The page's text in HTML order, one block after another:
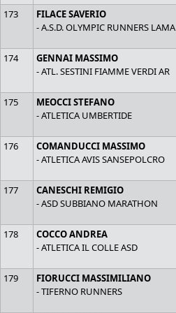
173
FILACE SAVERIO
- A.S.D. OLYMPIC RUNNERS LAMA
174
GENNAI MASSIMO
- ATL. SESTINI FIAMME VERDI AR
175
MEOCCI STEFANO
- ATLETICA UMBERTIDE
176
COMANDUCCI MASSIMO
- ATLETICA AVIS SANSEPOLCRO
177
CANESCHI REMIGIO
- ASD SUBBIANO MARATHON
178
COCCO ANDREA
- ATLETICA IL COLLE ASD
179
FIORUCCI MASSIMILIANO
- TIFERNO RUNNERS